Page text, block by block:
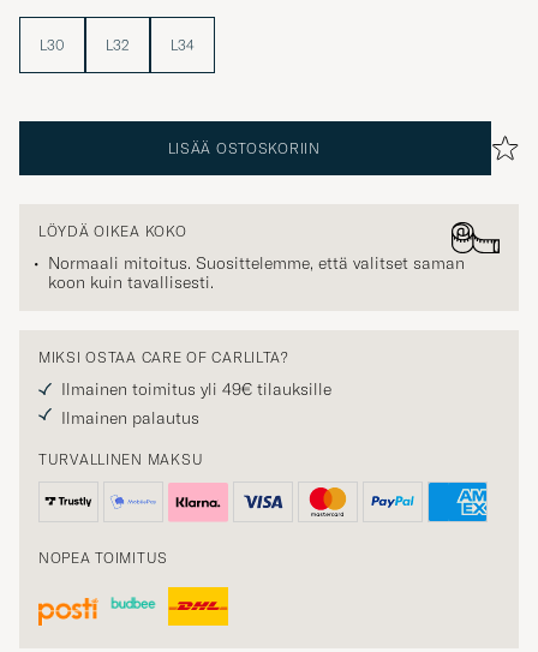
L30 L32 L34
LISÄÄ OSTOSKORIIN
LÖYDÄ OIKEA KOKO
Normaali mitoitus. Suosittelemme, että valitset saman
koon kuin tavallisesti.
MIKSI OSTAA CARE OF CARLILTA?
Ilmainen toimitus yli 49€ tilauksille
Ilmainen palautus
TURVALLINEN MAKSU
NOPEA TOIMITUS